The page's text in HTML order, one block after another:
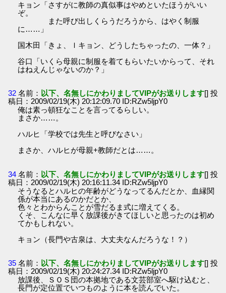
キョン「さすがに教師の真似事はやめといたほうがいい
ぞ。
また呼び出しくらうだろうから、はやく制服
に……」
国木田「きょ、ｌキョン、どうしたちゃったの、一体？」
谷口「いくら母親に制服を着てもらいたいからって、それ
はねえんじゃないのか？」
32 名前： 以下、名無しにかわりましてVIPがお送りします[] 投
稿日：2009/02/19(木) 20:12:09.70 ID:RZw5ljpY0
俺は素っ頓狂なことを言ってるらしい。
まさか……。
ハルヒ「学校では先生と呼びなさい」
まさか、ハルヒが母親+教師だとは……。
34 名前： 以下、名無しにかわりましてVIPがお送りします[] 投
稿日：2009/02/19(木) 20:16:11.34 ID:RZw5ljpY0
そうなるとハルヒの年齢がどうなってるんだとか、血縁関
係が本当にあるのかだとか、
色々とわからんことが雪だるま式に増えてくる。
くそ、こんなに早く放課後がきてほしいと思ったのは初め
てかもしれない。
キョン（長門や古泉は、大丈夫なんだろうな！？）
35 名前： 以下、名無しにかわりましてVIPがお送りします[] 投
稿日：2009/02/19(木) 20:24:27.34 ID:RZw5ljpY0
放課後、ＳＯＳ団の本拠地である文芸部室へ駆け込むと、
長門が定位置でいつものように本を読んでいた。